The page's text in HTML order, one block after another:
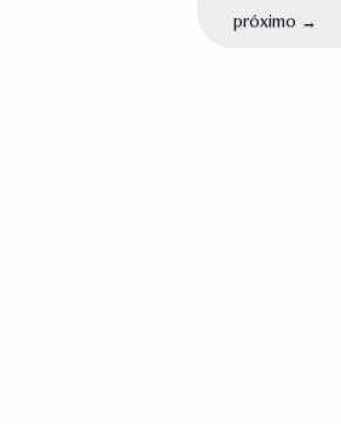
próximo →